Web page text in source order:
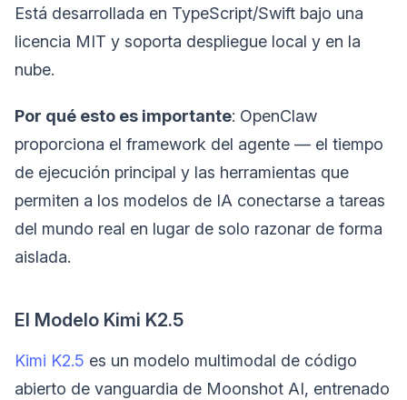
Está desarrollada en TypeScript/Swift bajo una
licencia MIT y soporta despliegue local y en la
nube.
Por qué esto es importante: OpenClaw
proporciona el framework del agente — el tiempo
de ejecución principal y las herramientas que
permiten a los modelos de IA conectarse a tareas
del mundo real en lugar de solo razonar de forma
aislada.
El Modelo Kimi K2.5
Kimi K2.5 es un modelo multimodal de código
abierto de vanguardia de Moonshot AI, entrenado